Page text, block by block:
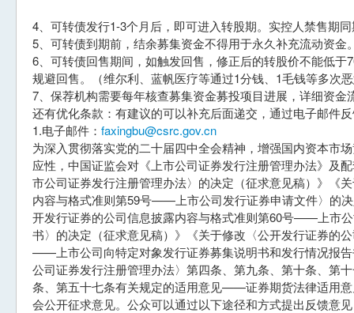
4、可转债发行1-3个月后，即可进入转股期。实控人禁售期
5、可转债到期前，结余募集资金不得用于永久补充流动资金
6、可转债回售期间，如触发回售，修正后的转股价不能低
规避回售。（维尔利、蓝帆医疗等通过1分钱、1毛钱等多次
7、保荐机构需要每年核查募集资金募投项目进展，详细资金
还有优化条款：有建议的可以补充后面递交，通过电子邮件
1.电子邮件： faxingbu@csrc.gov.cn
为深入贯彻落实党的二十届四中全会精神，增强国内资本市
应性，中国证监会对《上市公司证券发行注册管理办法》及
市公司证券发行注册管理办法〉的决定（征求意见稿）》《
内容与格式准则第59号——上市公司发行证券申请文件〉的
开发行证券的公司信息披露内容与格式准则第60号——上市
书〉的决定（征求意见稿）》《关于修改〈公开发行证券的
——上市公司向特定对象发行证券募集说明书和发行情况报
公司证券发行注册管理办法〉第四条、第九条、第十条、第
条、第五十七条有关规定的适用意见——证券期货法律适用
会公开征求意见。公众可以通过以下途径和方式提出反馈意